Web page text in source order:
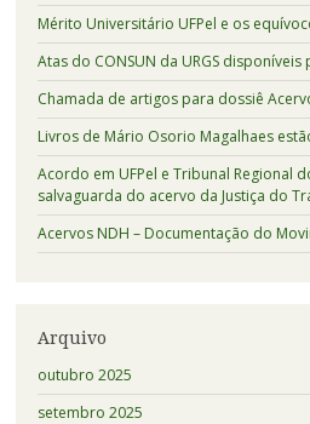
Mérito Universitário UFPel e os
Atas do CONSUN da URGS disponíveis
Chamada de artigos para dossiê
Livros de Mário Osorio Magalhaes
Acordo em UFPel e Tribunal Regional
salvaguarda do acervo da Justiça do
Acervos NDH – Documentação do
Arquivo
outubro 2025
setembro 2025